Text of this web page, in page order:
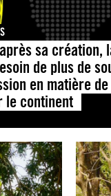
sa création,
de plus de
en matière de
le continent